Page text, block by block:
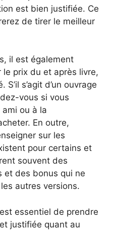
est bien justifiée. Ce
de tirer le meilleur
il est également
prix du et après livre,
s’agit d’un ouvrage
vous si vous
ami ou à la
En outre,
sur les
pour certains et
souvent des
et des bonus qui ne
autres versions.
essentiel de prendre
justifiée quant au